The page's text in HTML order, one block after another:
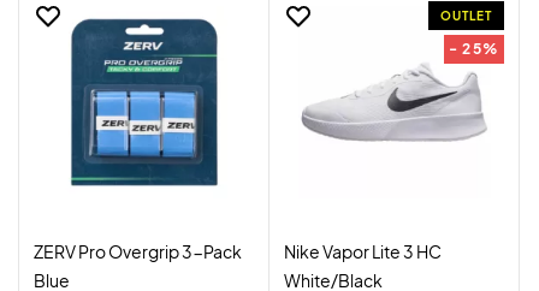
ZERV Pro Overgrip 3-Pack
Blue
OUTLET
- 25%
Nike Vapor Lite 3 HC
White/Black